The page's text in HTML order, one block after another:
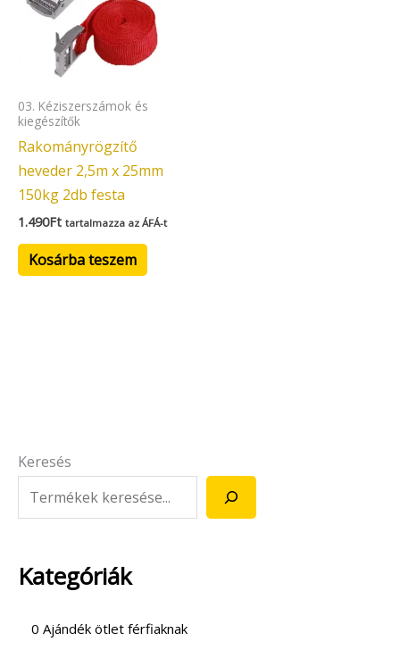
Keresés
Kategóriák
0 Ajándék ötlet férfiaknak
03. Kéziszerszámok és
kiegészítők
Rakományrögzítő
heveder 2,5m x 25mm
150kg 2db festa
1.490Ft tartalmazza az ÁFÁ-t
Kosárba teszem